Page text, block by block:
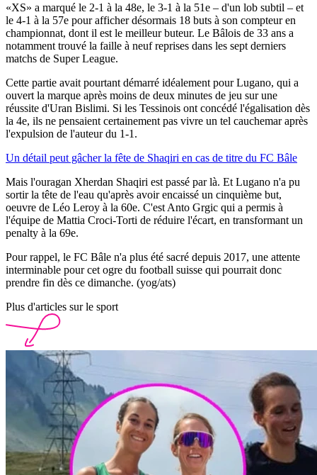
«XS» a marqué le 2-1 à la 48e, le 3-1 à la 51e – d'un lob subtil – et
le 4-1 à la 57e pour afficher désormais 18 buts à son compteur en
championnat, dont il est le meilleur buteur. Le Bâlois de 33 ans a
notamment trouvé la faille à neuf reprises dans les sept derniers
matchs de Super League.
Cette partie avait pourtant démarré idéalement pour Lugano, qui a
ouvert la marque après moins de deux minutes de jeu sur une
réussite d'Uran Bislimi. Si les Tessinois ont concédé l'égalisation dès
la 4e, ils ne pensaient certainement pas vivre un tel cauchemar après
l'expulsion de l'auteur du 1-1.
Un détail peut gâcher la fête de Shaqiri en cas de titre du FC Bâle
Mais l'ouragan Xherdan Shaqiri est passé par là. Et Lugano n'a pu
sortir la tête de l'eau qu'après avoir encaissé un cinquième but,
oeuvre de Léo Leroy à la 60e. C'est Anto Grgic qui a permis à
l'équipe de Mattia Croci-Torti de réduire l'écart, en transformant un
penalty à la 69e.
Pour rappel, le FC Bâle n'a plus été sacré depuis 2017, une attente
interminable pour cet ogre du football suisse qui pourrait donc
prendre fin dès ce dimanche. (yog/ats)
Plus d'articles sur le sport